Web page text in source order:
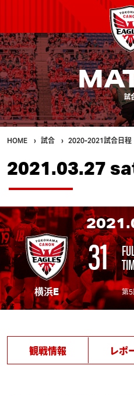
試
HOME 試合 2020-2021試合日程
2021.03.27
31
横浜E 第5
観戦情報 レポ